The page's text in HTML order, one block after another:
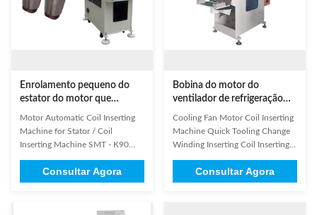
Enrolamento pequeno do
estator do motor que
introduz a bobina
automática da máquina que
introduz a máquina
Motor Automatic Coil Inserting
Machine for Stator / Coil
Inserting Machine SMT - K90
wedge simultaneously, coil
insertion is controlled by servo
insertion by variable frequency
Consultar Agora
Bobina do motor do
ventilador de refrigeração
que introduz a introdução de
utilização de ferramentas
rápida do enrolamento da
Cooling Fan Motor Coil Inserting
Machine Quick Tooling Change
Winding Inserting Coil Inserting
characterized by quick tooling,
with upgraded simpler structure.
Consultar Agora